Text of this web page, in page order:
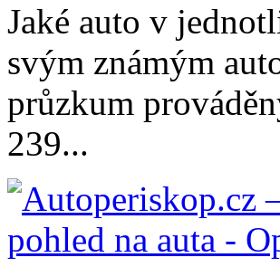
Jaké auto v
svým známým
průzkum
239...